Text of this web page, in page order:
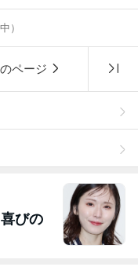
）
ページ
びの